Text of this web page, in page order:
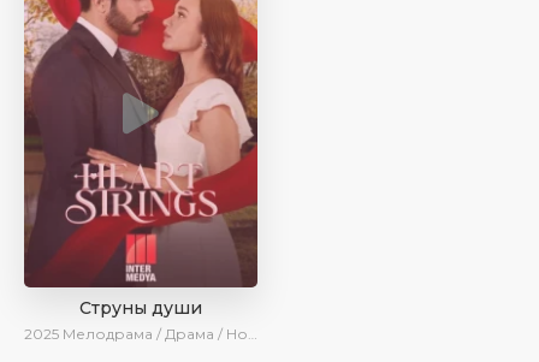
Струны души
2025 Мелодрама / Драма / Новинки / Сериалы 2025